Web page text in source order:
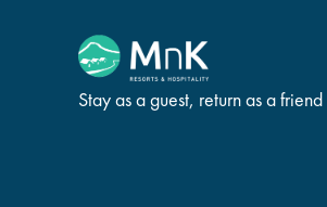
Stay as a guest, return as a friend